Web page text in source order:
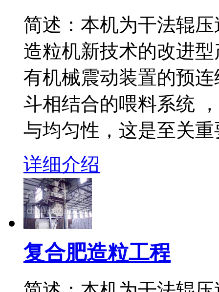
简述：本机为干法辊
造粒机新技术的改进
有机械震动装置的预
斗相结合的喂料系统
与均匀性，这是至关
详细介绍
复合肥造粒工程